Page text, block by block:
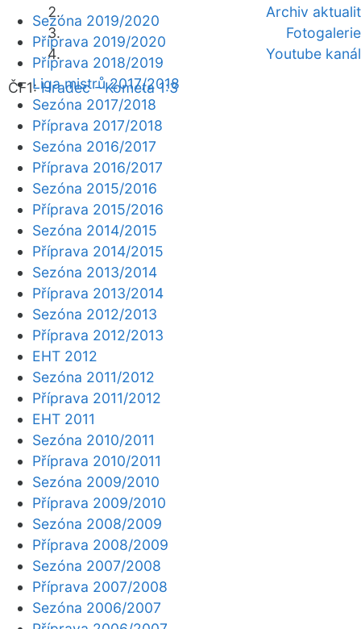
Archiv aktualit
Fotogalerie
Youtube kanál
ČF1:Hradec - Kometa 1:3
Sezóna 2019/2020
Příprava 2019/2020
Příprava 2018/2019
Liga mistrů 2017/2018
Sezóna 2017/2018
Příprava 2017/2018
Sezóna 2016/2017
Příprava 2016/2017
Sezóna 2015/2016
Příprava 2015/2016
Sezóna 2014/2015
Příprava 2014/2015
Sezóna 2013/2014
Příprava 2013/2014
Sezóna 2012/2013
Příprava 2012/2013
EHT 2012
Sezóna 2011/2012
Příprava 2011/2012
EHT 2011
Sezóna 2010/2011
Příprava 2010/2011
Sezóna 2009/2010
Příprava 2009/2010
Sezóna 2008/2009
Příprava 2008/2009
Sezóna 2007/2008
Příprava 2007/2008
Sezóna 2006/2007